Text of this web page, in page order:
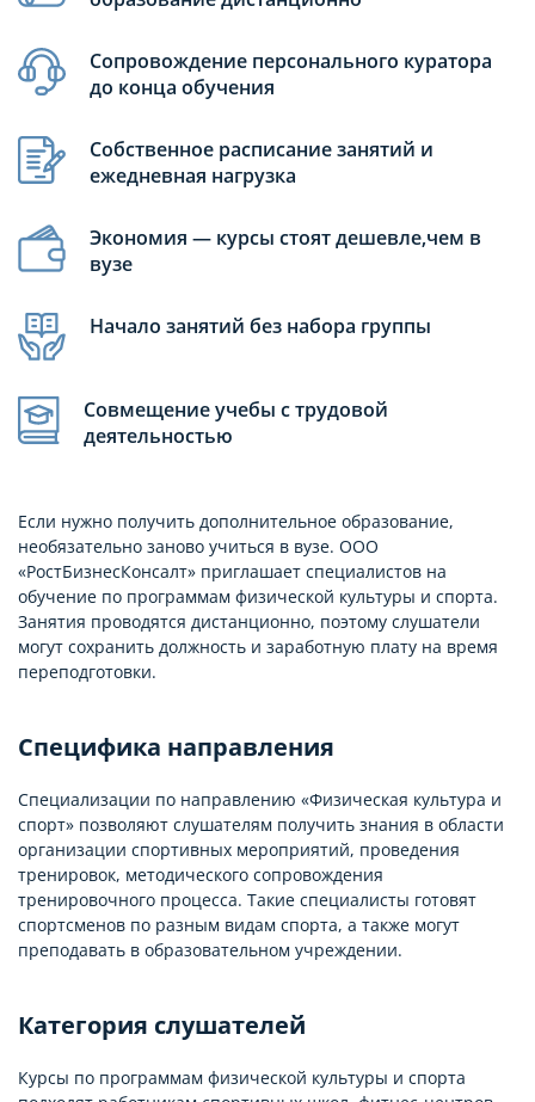
Сопровождение персонального куратора
до конца обучения
Собственное расписание занятий и
ежедневная нагрузка
Экономия — курсы стоят дешевле,чем в
вузе
Начало занятий без набора группы
Совмещение учебы с трудовой
деятельностью
Если нужно получить дополнительное образование,
необязательно заново учиться в вузе. ООО
«РостБизнесКонсалт» приглашает специалистов на
обучение по программам физической культуры и спорта.
Занятия проводятся дистанционно, поэтому слушатели
могут сохранить должность и заработную плату на время
переподготовки.
Специфика направления
Специализации по направлению «Физическая культура и
спорт» позволяют слушателям получить знания в области
организации спортивных мероприятий, проведения
тренировок, методического сопровождения
тренировочного процесса. Такие специалисты готовят
спортсменов по разным видам спорта, а также могут
преподавать в образовательном учреждении.
Категория слушателей
Курсы по программам физической культуры и спорта